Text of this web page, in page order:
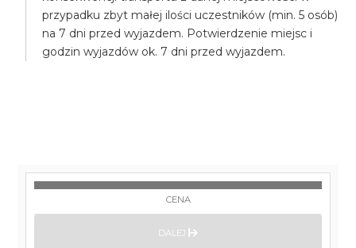
przypadku zbyt małej ilości uczestników (min. 5 osób)
na 7 dni przed wyjazdem. Potwierdzenie miejsc i
godzin wyjazdów ok. 7 dni przed wyjazdem.
CENA
DALEJ